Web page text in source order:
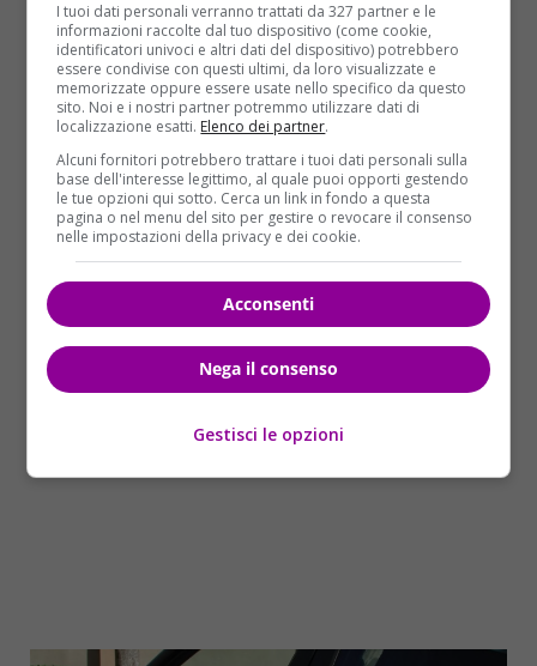
balconcinoaffacciato sulla strada, al piano rialzato.
La deflagrazione ha inoltre infranto i vetri di
numerose abitazioni nelle vicinanze dell’esplosione.
Allo stato attuale,non risulta alcuna persona
in seguito allo scoppio dell’ordigno
rudimentale. Sul luogo dell’esplosione sono
intervenuti gli uomini della Polizia di Stato, che
stanno indagando su quanto accaduto per scoprire i
responsabili del gesto.
I tuoi dati personali verranno trattati da 327 partner e le
informazioni raccolte dal tuo dispositivo (come cookie,
identificatori univoci e altri dati del dispositivo) potrebbero
essere condivise con questi ultimi, da loro visualizzate e
memorizzate oppure essere usate nello specifico da questo
sito. Noi e i nostri partner potremmo utilizzare dati di
localizzazione esatti. Elenco dei partner.
Alcuni fornitori potrebbero trattare i tuoi dati personali sulla
base dell'interesse legittimo, al quale puoi opporti gestendo
le tue opzioni qui sotto. Cerca un link in fondo a questa
pagina o nel menu del sito per gestire o revocare il consenso
nelle impostazioni della privacy e dei cookie.
Acconsenti
Nega il consenso
Gestisci le opzioni